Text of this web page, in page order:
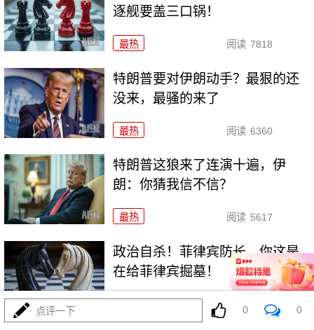
逐舰要盖三口锅！
最热 阅读 7818
特朗普要对伊朗动手？最狠的还
没来，最骚的来了
最热 阅读 6360
特朗普这狼来了连演十遍，伊
朗：你猜我信不信？
最热 阅读 5617
政治自杀！菲律宾防长，你这是
在给菲律宾掘墓！
阅读 7307
点评一下 0 0